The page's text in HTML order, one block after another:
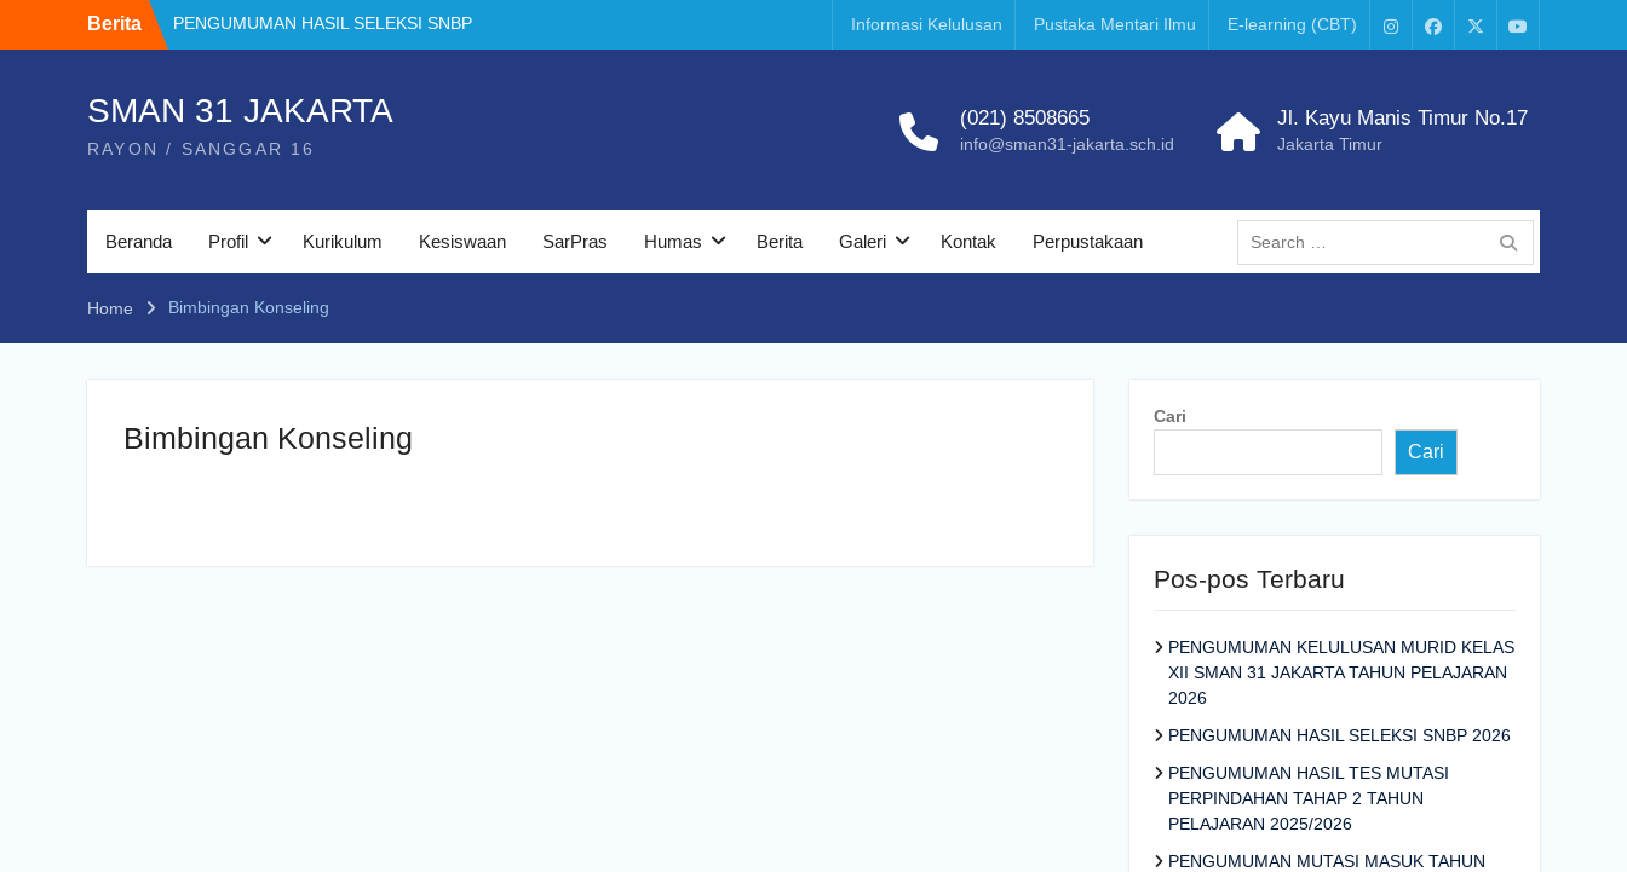
Berita
PENGUMUMAN HASIL SELEKSI SNBP
2026
PERPINDAHAN TAHAP 2 TAHUN
PELAJARAN 2025/2026
PENGUMUMAN MUTASI MASUK TAHUN
Perpaduan Rasa Budaya dan Kesehatan
PENGUMUMAN KELULUSAN MURID
KELAS XII SMAN 31 JAKARTA TAHUN
InstagramFacebook
X
Twitter
Youtube
Informasi Kelulusan Pustaka Mentari Ilmu E-learning (CBT)
SMAN 31 JAKARTA
RAYON / SANGGAR 16
(021) 8508665
info@sman31-jakarta.sch.id
Jl. Kayu Manis Timur No.17
Jakarta Timur
Beranda Profil Kurikulum Kesiswaan SarPras Humas Berita Galeri Kontak Perpustakaan
Search
for:
Home Bimbingan Konseling
Bimbingan Konseling
Cari
Cari
Pos-pos Terbaru
PENGUMUMAN KELULUSAN MURID KELAS
XII SMAN 31 JAKARTA TAHUN PELAJARAN
2026
PENGUMUMAN HASIL SELEKSI SNBP 2026
PENGUMUMAN HASIL TES MUTASI
PERPINDAHAN TAHAP 2 TAHUN
PELAJARAN 2025/2026
PENGUMUMAN MUTASI MASUK TAHUN